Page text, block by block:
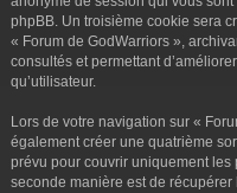
phpBB. Un troisième cookie sera
« Forum de GodWarriors »,
consultés et permettant
qu’utilisateur.
Lors de votre navigation sur «
également créer une quatrième
prévu pour couvrir uniquement
seconde manière est de